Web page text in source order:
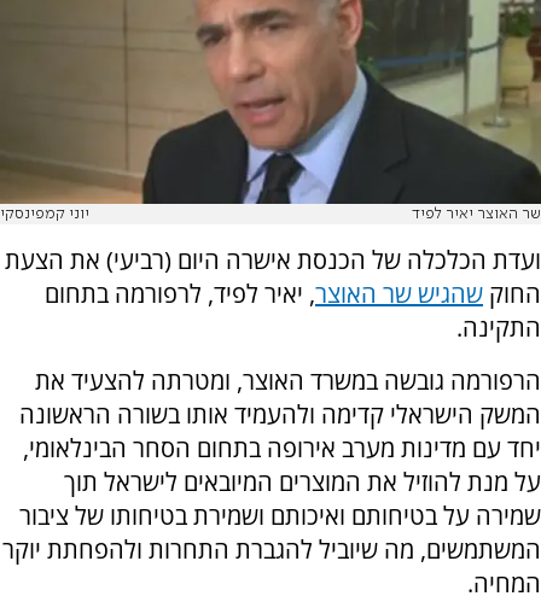
שר האוצר יאיר לפיד יוני קמפינסקי
ועדת הכלכלה של הכנסת אישרה היום (רביעי) את הצעת
החוק שהגיש שר האוצר, יאיר לפיד, לרפורמה בתחום
התקינה.
הרפורמה גובשה במשרד האוצר, ומטרתה להצעיד את
המשק הישראלי קדימה ולהעמיד אותו בשורה הראשונה
יחד עם מדינות מערב אירופה בתחום הסחר הבינלאומי,
על מנת להוזיל את המוצרים המיובאים לישראל תוך
שמירה על בטיחותם ואיכותם ושמירת בטיחותו של ציבור
המשתמשים, מה שיוביל להגברת התחרות ולהפחתת יוקר
המחיה.